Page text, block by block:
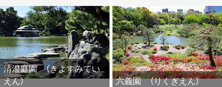
清澄庭園 （きよすみてい
えん）
六義園 （りくぎえん）